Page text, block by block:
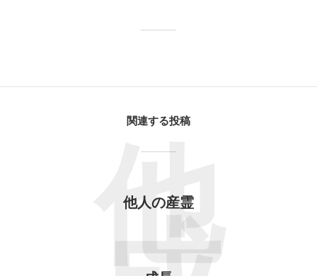
関連する投稿
他人の産霊
他